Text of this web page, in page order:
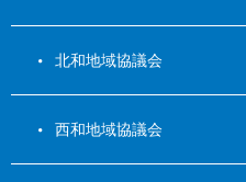
北和地域協議会
西和地域協議会